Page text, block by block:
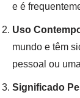
e é
Uso
mundo e têm
pessoal ou
Significado